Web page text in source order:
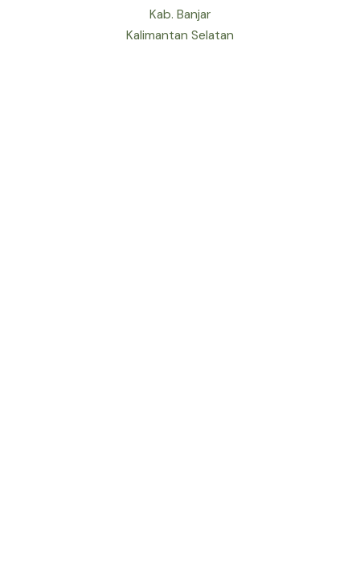
Kab. Banjar
Kalimantan Selatan